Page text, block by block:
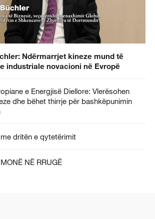
Ndërmarrjet kineze mund të
industriale novacioni në Evropë
e Energjisë Diellore: Vlerësohen
dhe bëhet thirrje për bashkëpunimin
dritën e qytetërimit
NË RRUGË